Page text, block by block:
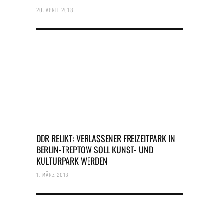
20. APRIL 2018
DDR RELIKT: VERLASSENER FREIZEITPARK IN
BERLIN-TREPTOW SOLL KUNST- UND
KULTURPARK WERDEN
1. MÄRZ 2018